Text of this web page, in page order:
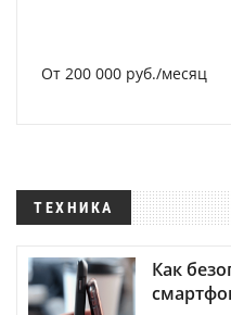
От 200 000 руб./месяц
ТЕХНИКА
Как